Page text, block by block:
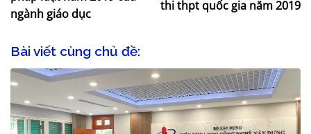
ngành giáo dục
thi thpt quốc gia năm 2019
Bài viết cùng chủ đề: